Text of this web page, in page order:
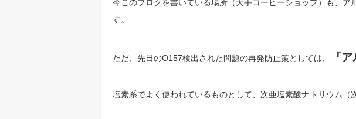
今このブログを書いている場所（大手コーヒーショップ）も、
す。
ただ、先日のO157検出された問題の再発防止策としては、 『
塩素系でよく使われているものとして、次亜塩素酸ナトリウム